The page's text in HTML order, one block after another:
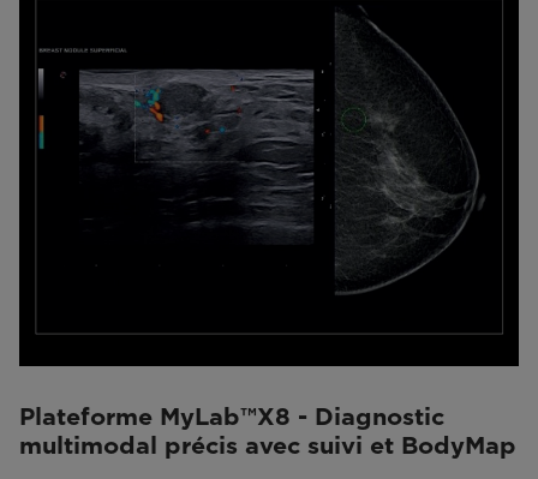
Plateforme MyLab™X8 - Diagnostic
multimodal précis avec suivi et BodyMap